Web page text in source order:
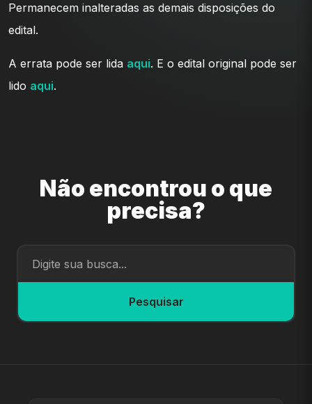
Permanecem inalteradas as demais disposições do
edital.
A errata pode ser lida aqui. E o edital original pode ser
lido aqui.
Não encontrou o que
precisa?
Pesquisar